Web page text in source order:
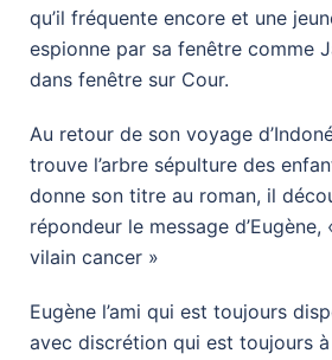
qu’il fréquente encore et une
espionne par sa fenêtre comme
dans fenêtre sur Cour.
Au retour de son voyage
trouve l’arbre sépulture des
donne son titre au roman, il
répondeur le message d’Eugène,
vilain cancer »
Eugène l’ami qui est toujours
avec discrétion qui est toujours